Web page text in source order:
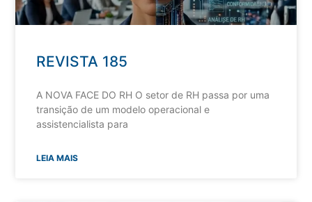
REVISTA 185
A NOVA FACE DO RH O setor de RH passa por uma
transição de um modelo operacional e
assistencialista para
LEIA MAIS